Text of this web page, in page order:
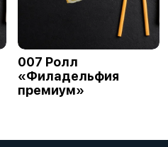
007 Ролл
«Филадельфия
премиум»